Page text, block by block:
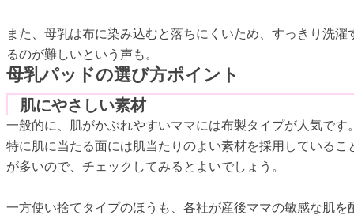
また、母乳は布に染み込むと落ちにくいため、すっきり洗濯
るのが難しいという声も。
母乳パッドの選び方ポイント
肌にやさしい素材
一般的に、肌がかぶれやすいママには布製タイプが人気です
特に肌に当たる面には肌当たりのよい素材を採用しているこ
が多いので、チェックしてみるとよいでしょう。
一方使い捨てタイプのほうも、各社が産後ママの敏感な肌を